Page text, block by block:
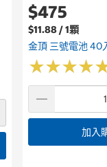
$475
$11.88 / 1顆
金頂 三號電池 40
★★★★
★★★★
加入